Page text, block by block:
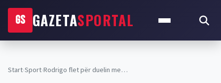
GS GAZETASPORTAL
Start›Sport›Rodrigo flet për duelin me…